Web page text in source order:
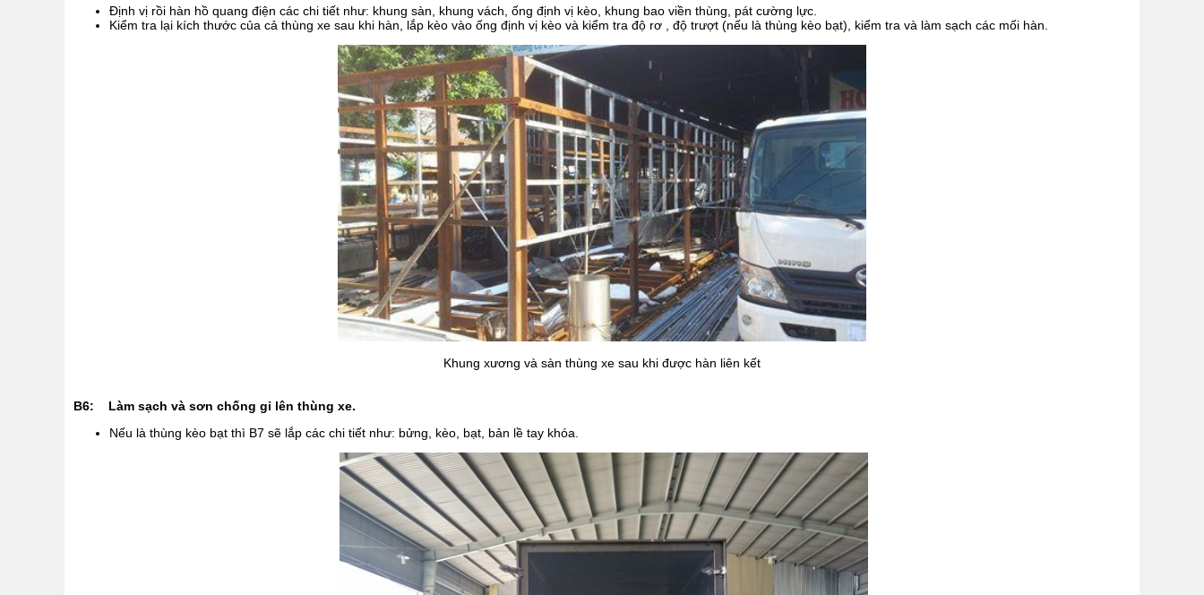
Định vị rồi hàn hồ quang điện các chi tiết như: khung sàn, khung vách, ống định vị kèo, khung bao viền thùng, pát cường lực.
Kiểm tra lại kích thước của cả thùng xe sau khi hàn, lắp kèo vào ống định vị kèo và kiểm tra độ rơ , độ trượt (nếu là thùng kèo bạt), kiểm tra và làm sạch các mối hàn.
Khung xương và sàn thùng xe sau khi được hàn liên kết
B6: Làm sạch và sơn chống gỉ lên thùng xe.
Nếu là thùng kèo bạt thì B7 sẽ lắp các chi tiết như: bửng, kèo, bạt, bản lề tay khóa.